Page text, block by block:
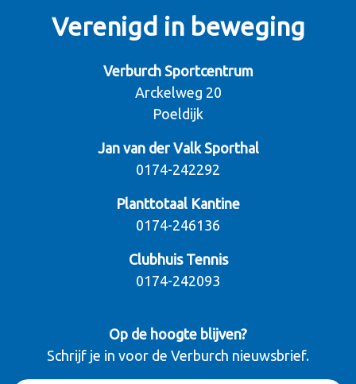
Verenigd in beweging
Verburch Sportcentrum
Arckelweg 20
Poeldijk
Jan van der Valk Sporthal
0174-242292
Planttotaal Kantine
0174-246136
Clubhuis Tennis
0174-242093
Op de hoogte blijven?
Schrijf je in voor de Verburch nieuwsbrief.